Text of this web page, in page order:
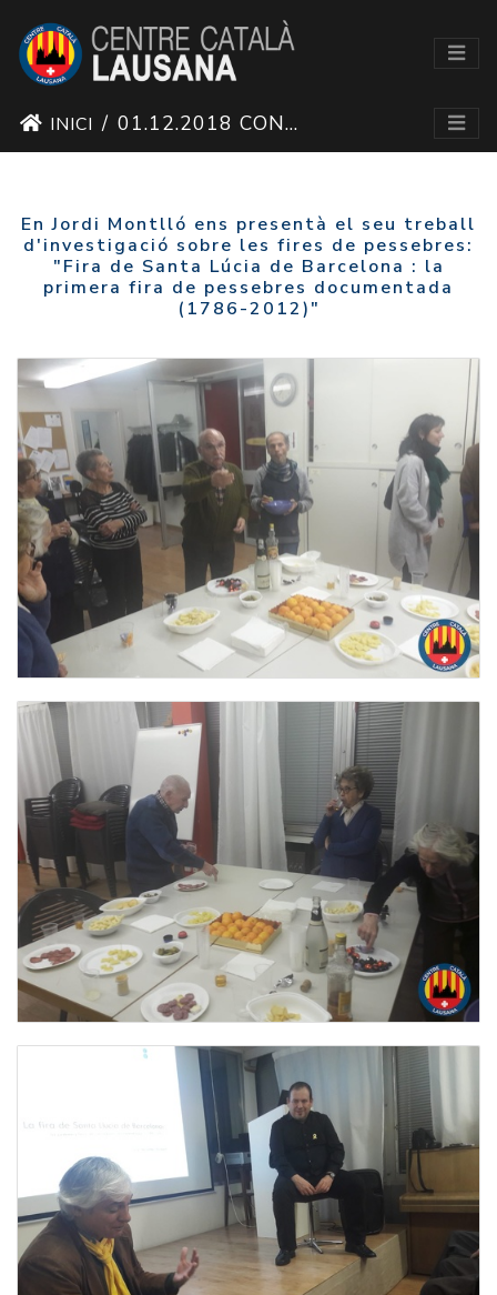
INICI 01.12.2018 CONFERÈNCIA FIRA DE SANTA LLÚCIA
En Jordi Montlló ens presentà el seu treball
d'investigació sobre les fires de pessebres:
"Fira de Santa Lúcia de Barcelona : la
primera fira de pessebres documentada
(1786-2012)"